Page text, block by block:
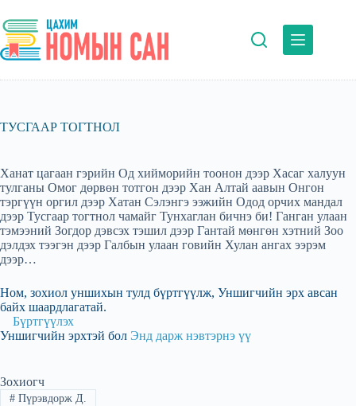
to
content
ТУСГААР ТОГТНОЛ
Ханат цагаан гэрийн Од хийморийн тоонон дээр Хасаг халуун
тулганы Омог дөрвөн тотгон дээр Хан Алтай аавын Онгон
тэргүүн оргил дээр Хатан Сэлэнгэ ээжийн Одод орчих мандал
дээр Тусгаар тогтнол чамайг Тунхаглан бичнэ би! Ганган улаан
тэмээний Зогдор дэвсэх тэшил дээр Гантай мөнгөн хэтний Зоо
дэлдэх тээгэн дээр Галбын улаан говийн Хулан ангах ээрэм
дээр…
Ном, зохиол уншихын тулд бүртгүүлж, Уншигчийн эрх авсан
байх шаардлагатай.
Бүртгүүлэх
Уншигчийн эрхтэй бол Энд дарж нэвтэрнэ үү
Зохиогч
#Пүрэвдорж Д.